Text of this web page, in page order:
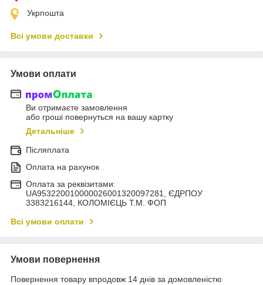
Укрпошта
Всі умови доставки
Умови оплати
Ви отримаєте замовлення
або гроші повернуться на вашу картку
Детальніше
Післяплата
Оплата на рахунок
Оплата за реквізитами:
UA953220010000026001320097281, ЄДРПОУ
3383216144, КОЛОМIЄЦЬ Т.М. ФОП
Всі умови оплати
Умови повернення
Повернення товару впродовж 14 днів за домовленістю